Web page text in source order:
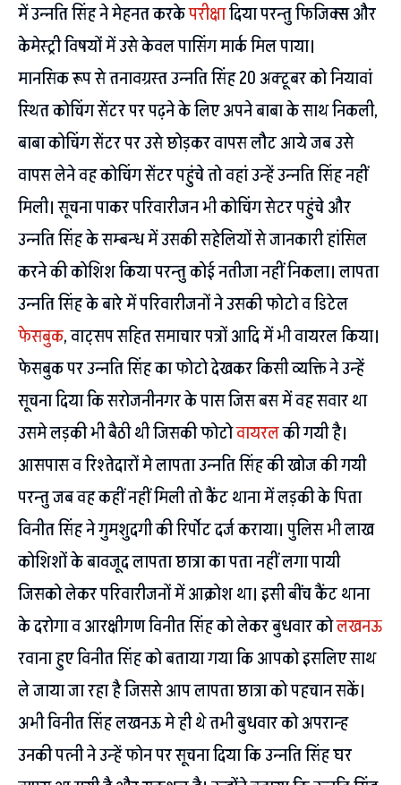
में उन्नति सिंह ने मेहनत करकेपरीक्षादिया परन्तु फिजिक्स और
केमेस्ट्री विषयों में उसे केवल पासिंग मार्क मिल पाया।
मानसिक रूप से तनावग्रस्त उन्नति सिंह 20 अक्टूबर को नियावां
स्थित कोचिंग सेंटर पर पढ़ने के लिए अपने बाबा के साथ निकली,
बाबा कोचिंग सेंटर पर उसे छोड़कर वापस लौट आये जब उसे
वापस लेने वह कोचिंग सेंटर पहुंचे तो वहां उन्हें उन्नति सिंह नहीं
मिली। सूचना पाकर परिवारीजन भी कोचिंग सेटर पहुंचे और
उन्नति सिंह के सम्बन्ध में उसकी सहेलियों से जानकारी हांसिल
करने की कोशिश किया परन्तु कोई नतीजा नहीं निकला। लापता
उन्नति सिंह के बारे में परिवारीजनों ने उसकी फोटो व डिटेल
फेसबुक, वाट्सप सहित समाचार पत्रों आदि में भी वायरल किया।
फेसबुक पर उन्नति सिंह का फोटो देखकर किसी व्यक्ति ने उन्हें
सूचना दिया कि सरोजनीनगर के पास जिस बस में वह सवार था
उसमे लड़की भी बैठी थी जिसकी फोटोवायरलकी गयी है।
आसपास व रिश्तेदारों मे लापता उन्नति सिंह की खोज की गयी
परन्तु जब वह कहीं नहीं मिली तो कैंट थाना में लड़की के पिता
विनीत सिंह ने गुमशुदगी की रिर्पोट दर्ज कराया। पुलिस भी लाख
कोशिशों के बावजूद लापता छात्रा का पता नहीं लगा पायी
जिसको लेकर परिवारीजनों में आक्रोश था। इसी बींच कैंट थाना
के दरोगा व आरक्षीगण विनीत सिंह को लेकर बुधवार कोलखनऊ
रवाना हुए विनीत सिंह को बताया गया कि आपको इसलिए साथ
ले जाया जा रहा है जिससे आप लापता छात्रा को पहचान सकें।
अभी विनीत सिंह लखनऊ मे ही थे तभी बुधवार को अपरान्ह
उनकी पत्नी ने उन्हें फोन पर सूचना दिया कि उन्नति सिंह घर